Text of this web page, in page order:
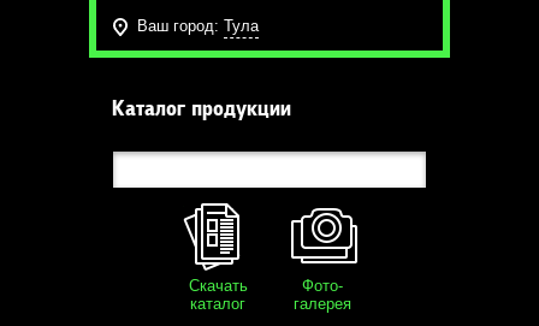
Ваш город: Тула
Каталог продукции
Скачать
каталог
Фото-
галерея